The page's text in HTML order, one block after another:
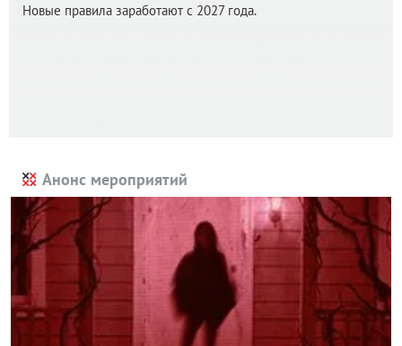
Новые правила заработают с 2027 года.
Анонс мероприятий